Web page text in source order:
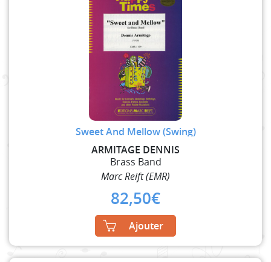
Sweet And Mellow (Swing)
ARMITAGE DENNIS
Brass Band
Marc Reift (EMR)
82,50€
Ajouter